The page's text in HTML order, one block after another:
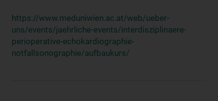
https://www.meduniwien.ac.at/web/ueber-
uns/events/jaehrliche-events/interdisziplinaere-
perioperative-echokardiographie-
notfallsonographie/aufbaukurs/